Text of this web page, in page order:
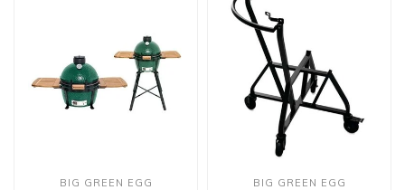
BIG GREEN EGG BIG GREEN EGG